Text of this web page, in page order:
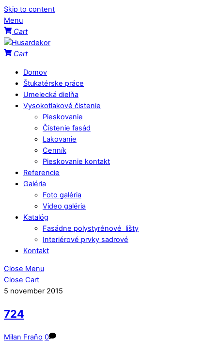
Skip to content
Menu
Cart
Cart
Domov
Štukatérske práce
Umelecká dielňa
Vysokotlakové čistenie
Pieskovanie
Čistenie fasád
Lakovanie
Cenník
Pieskovanie kontakt
Referencie
Galéria
Foto galéria
Video galéria
Katalóg
Fasádne polystyrénové lišty
Interiérové prvky sadrové
Kontakt
Close Menu
Close Cart
5 november 2015
724
Milan Fraňo 0